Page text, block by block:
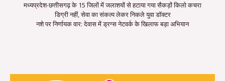
मध्यप्रदेश-छत्तीसगढ़ के 15 जिलों में जलाशयों से हटाया गया सैकड़ों किलो कचरा
डिग्री नहीं, सेवा का संकल्प लेकर निकले युवा डॉक्टर
नशे पर निर्णायक वार: देवास में ड्रग्स नेटवर्क के खिलाफ बड़ा अभियान